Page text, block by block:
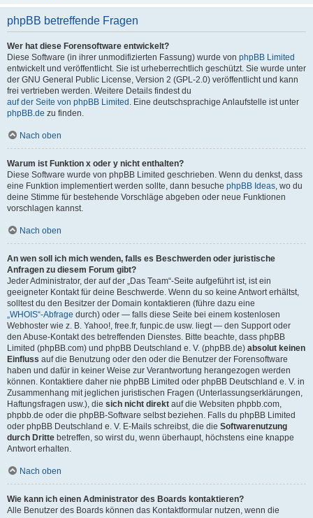
phpBB betreffende Fragen
Wer hat diese Forensoftware entwickelt?
Diese Software (in ihrer unmodifizierten Fassung) wurde von phpBB Limited
entwickelt und veröffentlicht. Sie ist urheberrechtlich geschützt. Sie wurde unter
der GNU General Public License, Version 2 (GPL-2.0) veröffentlicht und kann
frei vertrieben werden. Weitere Details findest du
auf der Seite von phpBB Limited . Eine deutschsprachige Anlaufstelle ist unter
phpBB.de zu finden.
Nach oben
Warum ist Funktion x oder y nicht enthalten?
Diese Software wurde von phpBB Limited geschrieben. Wenn du denkst, dass
eine Funktion implementiert werden sollte, dann besuche phpBB Ideas, wo du
deine Stimme für bestehende Vorschläge abgeben oder neue Funktionen
vorschlagen kannst.
Nach oben
An wen soll ich mich wenden, falls es Beschwerden oder juristische
Anfragen zu diesem Forum gibt?
Jeder Administrator, der auf der „Das Team“-Seite aufgeführt ist, ist ein
geeigneter Kontakt für deine Beschwerde. Wenn du so keine Antwort erhältst,
solltest du den Besitzer der Domain kontaktieren (führe dazu eine
„WHOIS“-Abfrage durch) oder — falls diese Seite bei einem kostenlosen
Webhoster wie z. B. Yahoo!, free.fr, funpic.de usw. liegt — den Support oder
den Abuse-Kontakt des betreffenden Dienstes. Bitte beachte, dass phpBB
Limited (phpBB.com) und phpBB Deutschland e. V. (phpBB.de) absolut keinen
Einfluss auf die Benutzung oder den oder die Benutzer der Forensoftware
haben und dafür in keiner Weise zur Verantwortung herangezogen werden
können. Kontaktiere daher nie phpBB Limited oder phpBB Deutschland e. V. in
Zusammenhang mit jeglichen juristischen Fragen (Unterlassungserklärungen,
Haftungsfragen usw.), die sich nicht direkt auf die Websiten phpbb.com,
phpbb.de oder die phpBB-Software selbst beziehen. Falls du phpBB Limited
oder phpBB Deutschland e. V. E-Mails schreibst, die die Softwarenutzung
durch Dritte betreffen, so wirst du, wenn überhaupt, höchstens eine knappe
Antwort erhalten.
Nach oben
Wie kann ich einen Administrator des Boards kontaktieren?
Alle Benutzer des Boards können das Kontaktformular nutzen, wenn die